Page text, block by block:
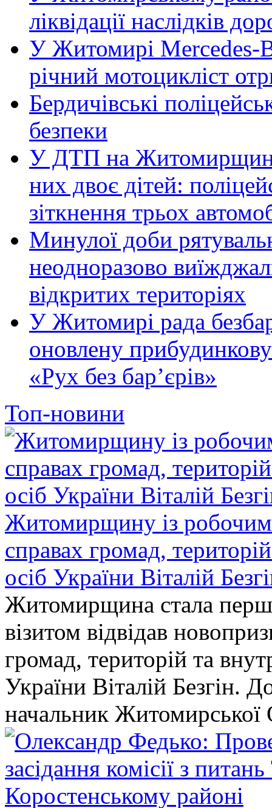
ліквідації наслідків
У Житомирі Mercedes-
річний мотоцикліст
Бердичівські
безпеки
У ДТП на Житомирщині
них двоє дітей:
зіткнення трьох
Минулої доби
неодноразово
відкритих територіях
У Житомирі рада
оновлену
«Рух без бар’єрів»
Топ-новини
Житомирщину із робочим
справах громад,
осіб України Віталій
Житомирщина стала
візитом відвідав
громад, територій та
України Віталій Безгін.
начальник